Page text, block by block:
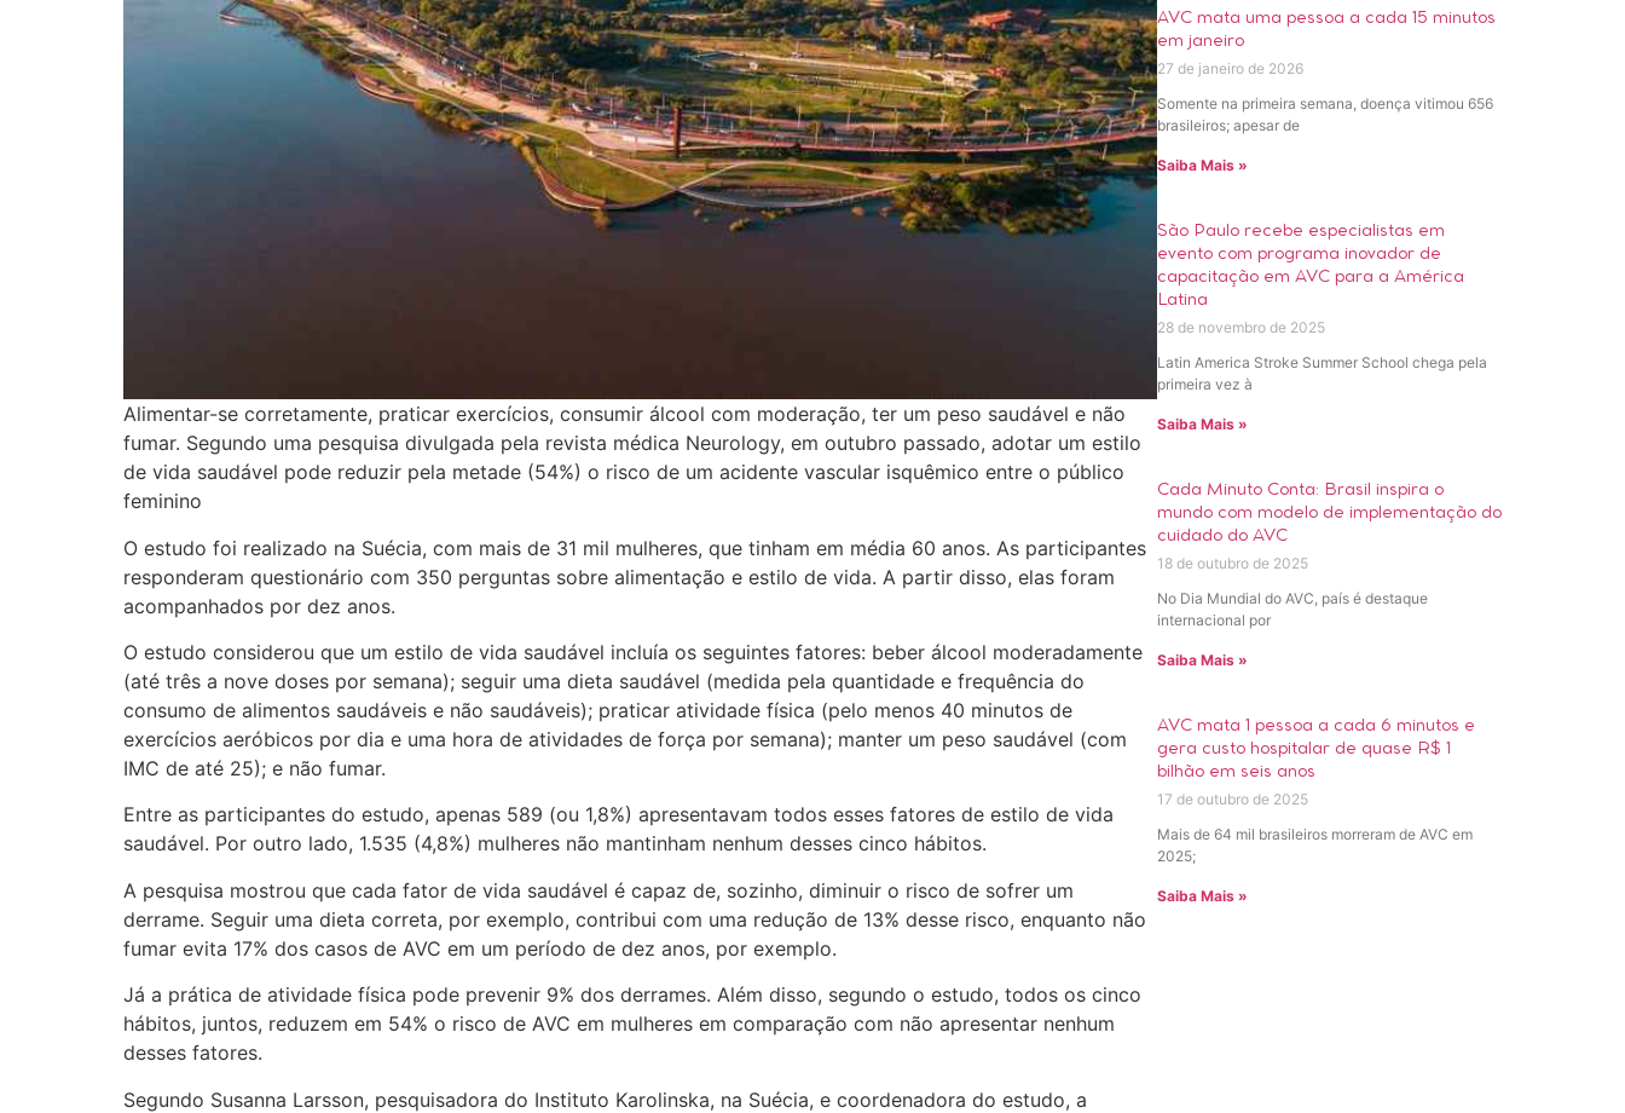
Alimentar-se corretamente, praticar exercícios, consumir álcool com moderação, ter um peso saudável e não
fumar. Segundo uma pesquisa divulgada pela revista médica Neurology, em outubro passado, adotar um estilo
de vida saudável pode reduzir pela metade (54%) o risco de um acidente vascular isquêmico entre o público
feminino
O estudo foi realizado na Suécia, com mais de 31 mil mulheres, que tinham em média 60 anos. As participantes
responderam questionário com 350 perguntas sobre alimentação e estilo de vida. A partir disso, elas foram
acompanhados por dez anos.
O estudo considerou que um estilo de vida saudável incluía os seguintes fatores: beber álcool moderadamente
(até três a nove doses por semana); seguir uma dieta saudável (medida pela quantidade e frequência do
consumo de alimentos saudáveis e não saudáveis); praticar atividade física (pelo menos 40 minutos de
exercícios aeróbicos por dia e uma hora de atividades de força por semana); manter um peso saudável (com
IMC de até 25); e não fumar.
Entre as participantes do estudo, apenas 589 (ou 1,8%) apresentavam todos esses fatores de estilo de vida
saudável. Por outro lado, 1.535 (4,8%) mulheres não mantinham nenhum desses cinco hábitos.
A pesquisa mostrou que cada fator de vida saudável é capaz de, sozinho, diminuir o risco de sofrer um
derrame. Seguir uma dieta correta, por exemplo, contribui com uma redução de 13% desse risco, enquanto não
fumar evita 17% dos casos de AVC em um período de dez anos, por exemplo.
Já a prática de atividade física pode prevenir 9% dos derrames. Além disso, segundo o estudo, todos os cinco
hábitos, juntos, reduzem em 54% o risco de AVC em mulheres em comparação com não apresentar nenhum
desses fatores.
Segundo Susanna Larsson, pesquisadora do Instituto Karolinska, na Suécia, e coordenadora do estudo, a
AVC mata uma pessoa a cada 15 minutos
em janeiro
27 de janeiro de 2026
Somente na primeira semana, doença vitimou 656
brasileiros; apesar de
Saiba Mais »
São Paulo recebe especialistas em
evento com programa inovador de
capacitação em AVC para a América
Latina
28 de novembro de 2025
Latin America Stroke Summer School chega pela
primeira vez à
Saiba Mais »
Cada Minuto Conta: Brasil inspira o
mundo com modelo de implementação do
cuidado do AVC
18 de outubro de 2025
No Dia Mundial do AVC, país é destaque
internacional por
Saiba Mais »
AVC mata 1 pessoa a cada 6 minutos e
gera custo hospitalar de quase R$ 1
bilhão em seis anos
17 de outubro de 2025
Mais de 64 mil brasileiros morreram de AVC em
2025;
Saiba Mais »